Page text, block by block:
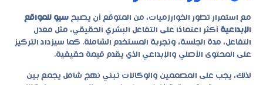
مع استمرار تطور الخوارزميات، من المتوقع أن يصبح سيو للمواقع
الإبداعية أكثر اعتمادًا على التفاعل البشري الحقيقي، مثل معدل
التفاعل، مدة الجلسة، وتجربة المستخدم الشاملة. كما سيزداد التركيز
على المحتوى الأصلي والإبداعي الذي يقدم قيمة حقيقية.
لذلك، يجب على المصممين والوكالات تبني نهج شامل يجمع بين